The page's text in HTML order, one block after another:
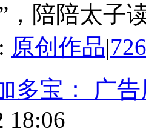
，陪陪太子
原创作品|
多宝： 广
18:06